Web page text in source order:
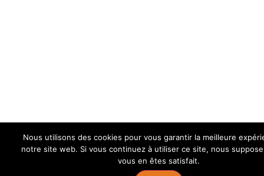
Nous utilisons des cookies pour vous garantir la meilleure
notre site web. Si vous continuez à utiliser ce site, nous
vous en êtes satisfait.